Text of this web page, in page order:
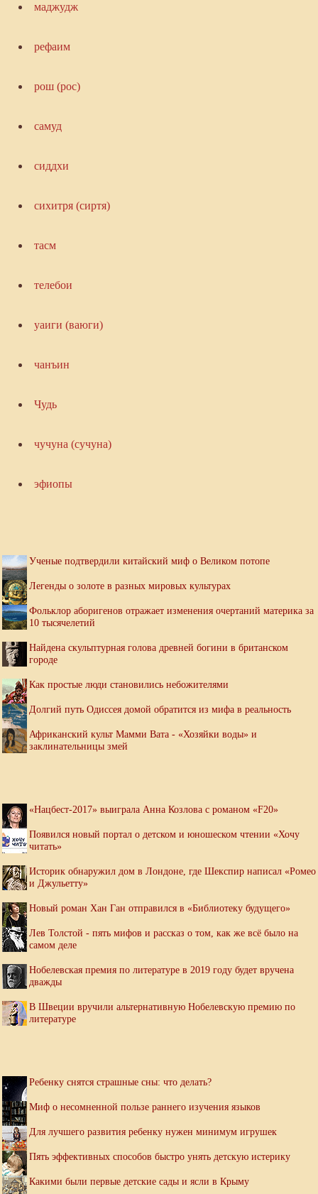
маджудж
рефаим
рош (рос)
самуд
сиддхи
сихитря (сиртя)
тасм
телебои
уаиги (ваюги)
чанъин
Чудь
чучуна (сучуна)
эфиопы
Ученые подтвердили китайский миф о Великом потопе
Легенды о золоте в разных мировых культурах
Фольклор аборигенов отражает изменения очертаний материка за
10 тысячелетий
Найдена скульптурная голова древней богини в британском
городе
Как простые люди становились небожителями
Долгий путь Одиссея домой обратится из мифа в реальность
Африканский культ Мамми Вата - «Хозяйки воды» и
заклинательницы змей
«Нацбест-2017» выиграла Анна Козлова с романом «F20»
Появился новый портал о детском и юношеском чтении «Хочу
читать»
Историк обнаружил дом в Лондоне, где Шекспир написал «Ромео
и Джульетту»
Новый роман Хан Ган отправился в «Библиотеку будущего»
Лев Толстой - пять мифов и рассказ о том, как же всё было на
самом деле
Нобелевская премия по литературе в 2019 году будет вручена
дважды
В Швеции вручили альтернативную Нобелевскую премию по
литературе
Ребенку снятся страшные сны: что делать?
Миф о несомненной пользе раннего изучения языков
Для лучшего развития ребенку нужен минимум игрушек
Пять эффективных способов быстро унять детскую истерику
Какими были первые детские сады и ясли в Крыму